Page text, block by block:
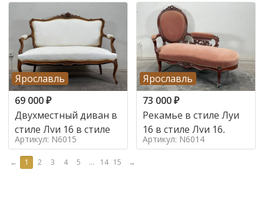
Ярославль
69 000₽
Двухместный диван в
стиле Луи 16 в стиле
Артикул: N6015
Ярославль
73 000₽
Рекамье в стиле Луи
16 в стиле Луи 16,
Артикул: N6014
← 1 2 3 4 5 ... 14 15 →